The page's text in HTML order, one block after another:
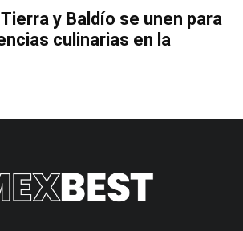
y Baldío se unen para
culinarias en la